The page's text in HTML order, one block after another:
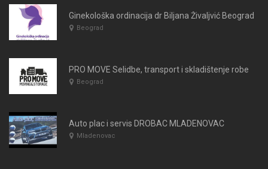
Ginekološka ordinacija dr Biljana Živaljvić Beograd
Beograd
PRO MOVE Selidbe, transport i skladištenje robe
Beograd
Auto plac i servis DROBAC MLADENOVAC
Mladenovac